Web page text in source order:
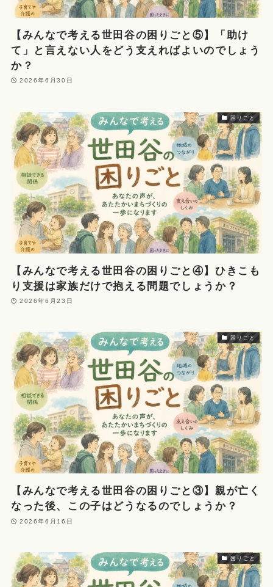
【みんなで考える世田谷の困りごと⑤】「助け
て」と言えない人をどう支えればよいのでしょう
か？
2026年6月30日
困りごと
【みんなで考える世田谷の困りごと④】ひきこも
り支援は家族だけで抱える問題でしょうか？
2026年6月23日
困りごと
【みんなで考える世田谷の困りごと③】親が亡く
なった後、この子はどうなるのでしょうか？
2026年6月16日
困りごと